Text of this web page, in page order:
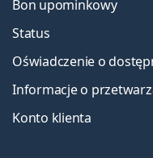
Bon upominkowy
Status
Oświadczenie o
Informacje o
Konto klienta